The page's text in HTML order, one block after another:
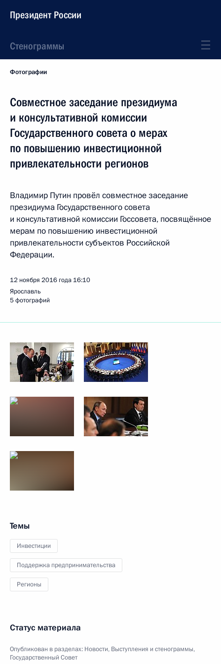
Президент России
Стенограммы
Фотографии
Совместное заседание президиума
и консультативной комиссии
Государственного совета о мерах
по повышению инвестиционной
привлекательности регионов
Владимир Путин провёл совместное заседание
президиума Государственного совета
и консультативной комиссии Госсовета, посвящённое
мерам по повышению инвестиционной
привлекательности субъектов Российской
Федерации.
12 ноября 2016 года 16:10
Ярославль
5 фотографий
Темы
Инвестиции
Поддержка предпринимательства
Регионы
Статус материала
Опубликован в разделах: Новости, Выступления и стенограммы,
Государственный Совет